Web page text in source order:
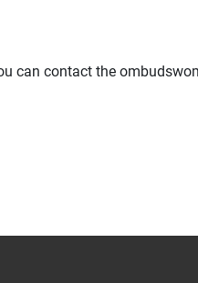
can contact the